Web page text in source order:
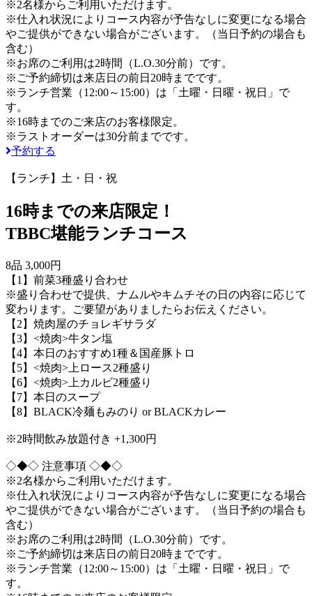
※2名様からご利用いただけます。
※仕入れ状況によりコース内容が予告なしに変更になる場合
やご提供ができない場合がございます。（当日予約の場合も
含む）
※お席のご利用は2時間（L.O.30分前）です。
※ご予約締切は来店日の前日20時までです。
※ランチ営業（12:00～15:00）は「土曜・日曜・祝日」で
す。
※16時までのご来店のお客様限定。
※ラストオーダーは30分前までです。
予約する
【ランチ】土・日・祝
16時までの来店限定！
TBBC堪能ランチコース
8品 3,000円
【1】前菜3種盛り合わせ
※盛り合わせで提供、ナムルやキムチその日の内容に応じて
変わります。ご要望がありましたらお伝えください。
【2】焼肉屋のチョレギサラダ
【3】<焼肉>牛タン塩
【4】本日のおすすめ1種＆国産豚トロ
【5】<焼肉>上ロース2種盛り
【6】<焼肉>上カルビ2種盛り
【7】本日のスープ
【8】BLACK冷麺もみのり or BLACKカレー
※2時間飲み放題付き +1,300円
◇◆◇ 注意事項 ◇◆◇
※2名様からご利用いただけます。
※仕入れ状況によりコース内容が予告なしに変更になる場合
やご提供ができない場合がございます。（当日予約の場合も
含む）
※お席のご利用は2時間（L.O.30分前）です。
※ご予約締切は来店日の前日20時までです。
※ランチ営業（12:00～15:00）は「土曜・日曜・祝日」で
す。